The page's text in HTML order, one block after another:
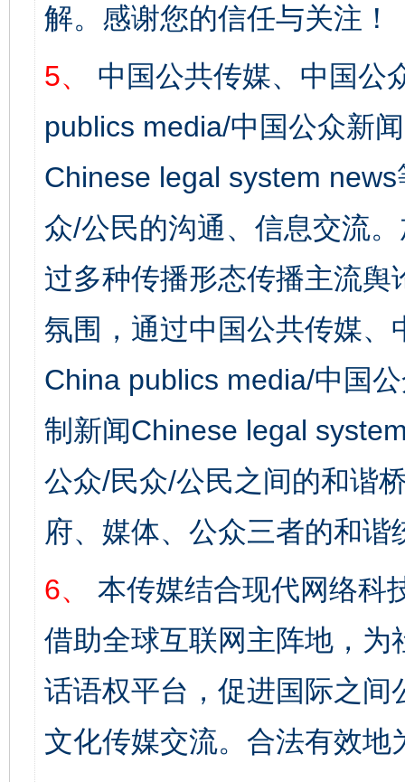
解。感谢您的信任与关注！
5、
中国公共传媒、中国公
publics media/中国公众新
Chinese legal system
众/公民的沟通、信息交流
过多种传播形态传播主流
氛围，通过中国公共传媒
China publics media/中国
制新闻Chinese legal
公众/民众/公民之间的和谐
府、媒体、公众三者的和谐
6、
本传媒结合现代网络科
借助全球互联网主阵地，
话语权平台，促进国际之
文化传媒交流。合法有效地